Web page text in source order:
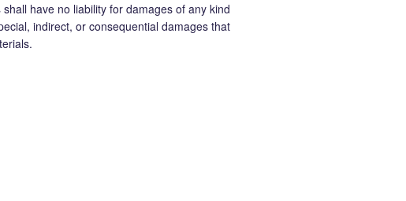
have no liability for damages of any kind
indirect, or consequential damages that